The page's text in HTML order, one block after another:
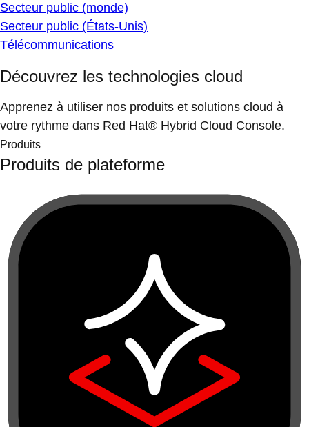
Secteur public (monde)
Secteur public (États-Unis)
Télécommunications
Découvrez les technologies cloud
Apprenez à utiliser nos produits et solutions cloud à
votre rythme dans Red Hat® Hybrid Cloud Console.
Produits
Produits de plateforme